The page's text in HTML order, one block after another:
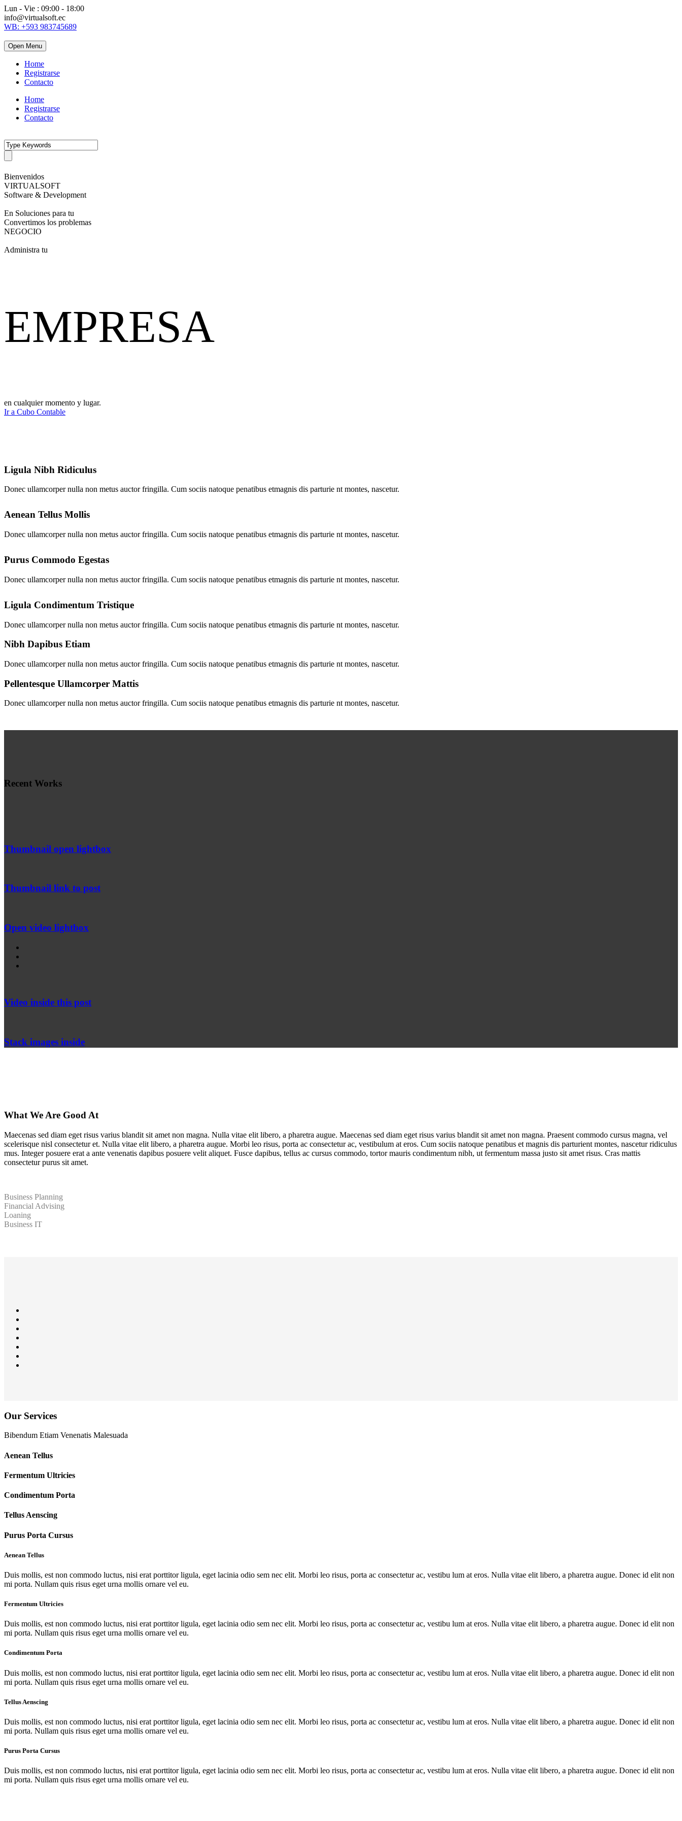
Lun - Vie : 09:00 - 18:00
info@virtualsoft.ec
WB: +593 983745689
Open Menu
Home
Registrarse
Contacto
Home
Registrarse
Contacto
Bienvenidos
VIRTUALSOFT
Software & Development
En Soluciones para tu
Convertimos los problemas
NEGOCIO
Administra tu
EMPRESA
en cualquier momento y lugar.
Ir a Cubo Contable
Ligula Nibh Ridiculus
Donec ullamcorper nulla non metus auctor fringilla. Cum sociis natoque penatibus etmagnis dis parturie nt montes, nascetur.
Aenean Tellus Mollis
Donec ullamcorper nulla non metus auctor fringilla. Cum sociis natoque penatibus etmagnis dis parturie nt montes, nascetur.
Purus Commodo Egestas
Donec ullamcorper nulla non metus auctor fringilla. Cum sociis natoque penatibus etmagnis dis parturie nt montes, nascetur.
Ligula Condimentum Tristique
Donec ullamcorper nulla non metus auctor fringilla. Cum sociis natoque penatibus etmagnis dis parturie nt montes, nascetur.
Nibh Dapibus Etiam
Donec ullamcorper nulla non metus auctor fringilla. Cum sociis natoque penatibus etmagnis dis parturie nt montes, nascetur.
Pellentesque Ullamcorper Mattis
Donec ullamcorper nulla non metus auctor fringilla. Cum sociis natoque penatibus etmagnis dis parturie nt montes, nascetur.
Recent Works
Thumbnail open lightbox
Thumbnail link to post
Open video lightbox
Video inside this post
Stack images inside
What We Are Good At
Maecenas sed diam eget risus varius blandit sit amet non magna. Nulla vitae elit libero, a pharetra augue. Maecenas sed diam eget risus varius blandit sit amet non magna. Praesent commodo cursus magna, vel
scelerisque nisl consectetur et. Nulla vitae elit libero, a pharetra augue. Morbi leo risus, porta ac consectetur ac, vestibulum at eros. Cum sociis natoque penatibus et magnis dis parturient montes, nascetur ridiculus
mus. Integer posuere erat a ante venenatis dapibus posuere velit aliquet. Fusce dapibus, tellus ac cursus commodo, tortor mauris condimentum nibh, ut fermentum massa justo sit amet risus. Cras mattis
consectetur purus sit amet.
Business Planning
Financial Advising
Loaning
Business IT
Our Services
Bibendum Etiam Venenatis Malesuada
Aenean Tellus
Fermentum Ultricies
Condimentum Porta
Tellus Aenscing
Purus Porta Cursus
Aenean Tellus
Duis mollis, est non commodo luctus, nisi erat porttitor ligula, eget lacinia odio sem nec elit. Morbi leo risus, porta ac consectetur ac, vestibu lum at eros. Nulla vitae elit libero, a pharetra augue. Donec id elit non
mi porta. Nullam quis risus eget urna mollis ornare vel eu.
Fermentum Ultricies
Duis mollis, est non commodo luctus, nisi erat porttitor ligula, eget lacinia odio sem nec elit. Morbi leo risus, porta ac consectetur ac, vestibu lum at eros. Nulla vitae elit libero, a pharetra augue. Donec id elit non
mi porta. Nullam quis risus eget urna mollis ornare vel eu.
Condimentum Porta
Duis mollis, est non commodo luctus, nisi erat porttitor ligula, eget lacinia odio sem nec elit. Morbi leo risus, porta ac consectetur ac, vestibu lum at eros. Nulla vitae elit libero, a pharetra augue. Donec id elit non
mi porta. Nullam quis risus eget urna mollis ornare vel eu.
Tellus Aenscing
Duis mollis, est non commodo luctus, nisi erat porttitor ligula, eget lacinia odio sem nec elit. Morbi leo risus, porta ac consectetur ac, vestibu lum at eros. Nulla vitae elit libero, a pharetra augue. Donec id elit non
mi porta. Nullam quis risus eget urna mollis ornare vel eu.
Purus Porta Cursus
Duis mollis, est non commodo luctus, nisi erat porttitor ligula, eget lacinia odio sem nec elit. Morbi leo risus, porta ac consectetur ac, vestibu lum at eros. Nulla vitae elit libero, a pharetra augue. Donec id elit non
mi porta. Nullam quis risus eget urna mollis ornare vel eu.